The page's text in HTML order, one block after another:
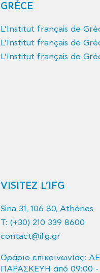
GRÈCE
L’Institut français de
L’Institut français de
L’Institut français de
VISITEZ L’IFG
Sina 31, 106 80, Athènes
T: (+30) 210 339 8600
contact@ifg.gr
Ωράριο επικοινωνίας:
ΠΑΡΑΣΚΕΥΗ από 09:00 -